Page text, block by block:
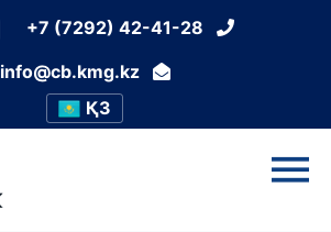
+7 (7292) 42-41-28
info@cb.kmg.kz
ҚЗ